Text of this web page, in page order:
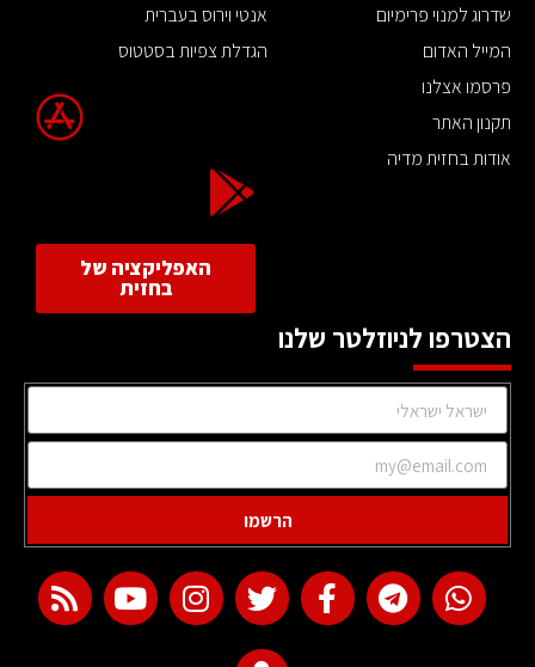
שדרוג למנוי פרימיום
המייל האדום
פרסמו אצלנו
תקנון האתר
אודות בחזית מדיה
אנטי וירוס בעברית
הגדלת צפיות בסטטוס
האפליקציה של
בחזית
הצטרפו לניוזלטר שלנו
הרשמו